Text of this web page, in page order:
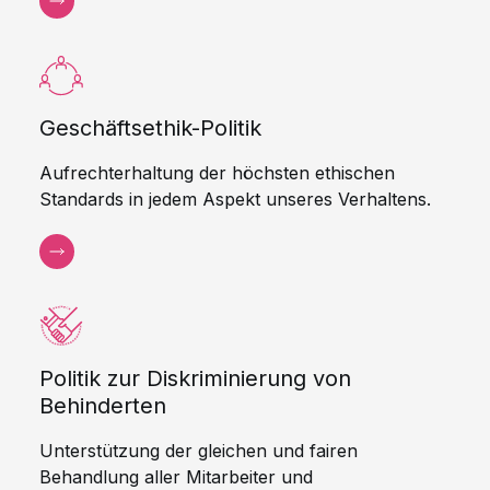
Geschäftsethik-Politik
Aufrechterhaltung der höchsten ethischen
Standards in jedem Aspekt unseres Verhaltens.
Politik zur Diskriminierung von
Behinderten
Unterstützung der gleichen und fairen
Behandlung aller Mitarbeiter und